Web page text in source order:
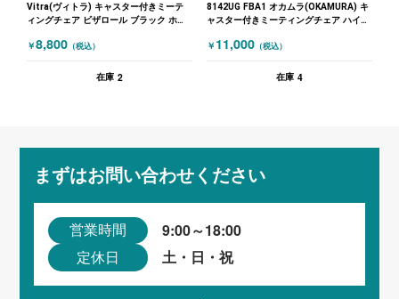
Vitra(ヴィトラ) キャスター付きミーテ
ィングチェア ビザロール ブラック ホワ
￥8,800 （税込）
在庫 2
8142UG FBA1 オカムラ(OKAMURA) キ
ャスター付きミーティングチェア ハイチ
￥ 11,000 （税込）
在庫 4
まずはお問い合わせください
営業時間 9:00～18:00
定休日 土・日・祝